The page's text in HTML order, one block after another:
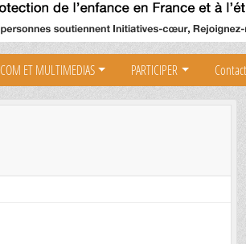
COM ET MULTIMEDIAS PARTICIPER